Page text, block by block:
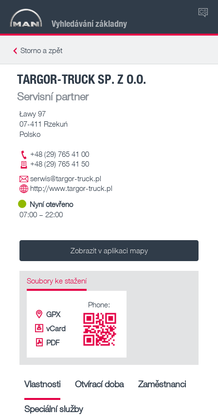
Vyhledávání základny
CS
Storno a zpět
TARGOR-TRUCK SP. Z O.O.
Servisní partner
Ławy 97
07-411 Rzekuń
Polsko
+48 (29) 765 41 00
+48 (29) 765 41 50
serwis@targor-truck.pl
http://www.targor-truck.pl
Nyní otevřeno
07:00 – 22:00
Zobrazit v aplikaci mapy
Soubory ke stažení
GPX
vCard
PDF
Phone:
Vlastnosti Otvírací doba Zaměstnanci
Speciální služby